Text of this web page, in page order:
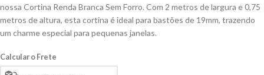
nossa Cortina Renda Branca Sem Forro. Com 2 metros de largura e 0,75
metros de altura, esta cortina é ideal para bastões de 19mm, trazendo
um charme especial para pequenas janelas.
Calcular o Frete